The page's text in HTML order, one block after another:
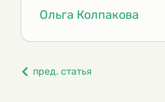
Ольга Колпакова
пред. статья